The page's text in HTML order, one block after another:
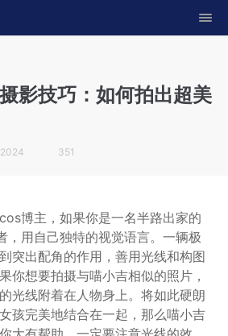
影技巧：如何拍出超美
351
博主，如果你是一名半路出家的
，用自己独特的视觉语言。一辆极
突出配角的作用，善用光线和构图
你想要拍摄与喵小吉相似的照片，
光线附着在人物身上。将如此硬朗
孩完美地结合在一起，那么喵小吉